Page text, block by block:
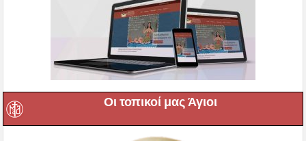
Οι τοπικοί μας Άγιοι